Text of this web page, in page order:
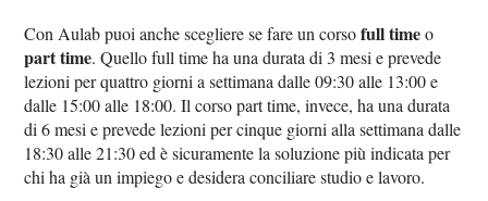
Con Aulab puoi anche scegliere se fare un corsofull timeo
part time. Quello full time ha una durata di 3 mesi e prevede
lezioni per quattro giorni a settimana dalle 09:30 alle 13:00 e
dalle 15:00 alle 18:00. Il corso part time, invece, ha una durata
di 6 mesi e prevede lezioni per cinque giorni alla settimana dalle
18:30 alle 21:30 ed è sicuramente la soluzione più indicata per
chi ha già un impiego e desidera conciliare studio e lavoro.